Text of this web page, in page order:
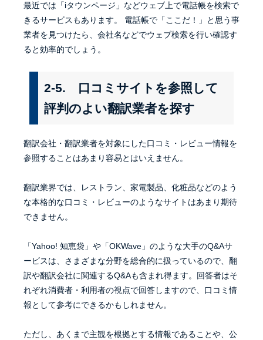
最近では「iタウンページ」などウェブ上で電話帳を検索で
きるサービスもあります。 電話帳で「ここだ！」と思う事
業者を見つけたら、会社名などでウェブ検索を行い確認す
ると効率的でしょう。
2-5. 口コミサイトを参照して
評判のよい翻訳業者を探す
翻訳会社・翻訳業者を対象にした口コミ・レビュー情報を
参照することはあまり容易とはいえません。
翻訳業界では、レストラン、家電製品、化粧品などのよう
な本格的な口コミ・レビューのようなサイトはあまり期待
できません。
「Yahoo! 知恵袋」や「OKWave」のような大手のQ&Aサ
ービスは、さまざまな分野を総合的に扱っているので、翻
訳や翻訳会社に関連するQ&Aも含まれ得ます。回答者はそ
れぞれ消費者・利用者の視点で回答しますので、口コミ情
報として参考にできるかもしれません。
ただし、あくまで主観を根拠とする情報であることや、公